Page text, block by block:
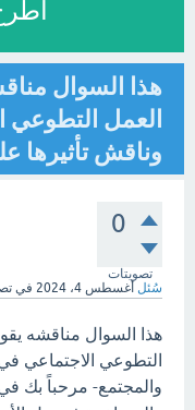
هذا السوال
العمل
وناقش تأثيرها
0
تصويتات
سُئل أغسطس 4، 2024 في
هذا السوال مناقشه
التطوعي الاجتماعي
والمجتمع- مرحباً بك